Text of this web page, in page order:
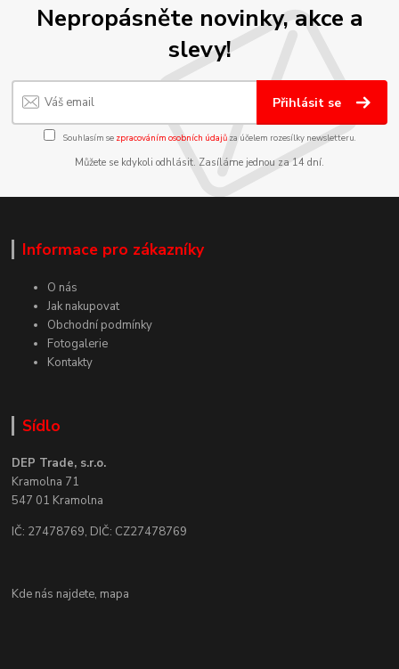
Nepropásněte novinky, akce a
slevy!
Přihlásit se
Souhlasím se zpracováním osobních údajůza účelem rozesílky newsletteru.
Můžete se kdykoli odhlásit. Zasíláme jednou za 14 dní.
Informace pro zákazníky
O nás
Jak nakupovat
Obchodní podmínky
Fotogalerie
Kontakty
Sídlo
DEP Trade, s.r.o.
Kramolna 71
547 01 Kramolna
IČ: 27478769, DIČ: CZ27478769
Kde nás najdete, mapa